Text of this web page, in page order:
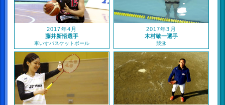
2017年4月
藤井新悟選手
車いすバスケットボール
2017年3月
木村敬一選手
競泳